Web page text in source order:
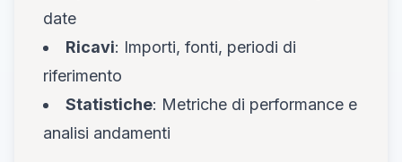
date
Ricavi: Importi, fonti, periodi di
riferimento
Statistiche: Metriche di performance e
analisi andamenti